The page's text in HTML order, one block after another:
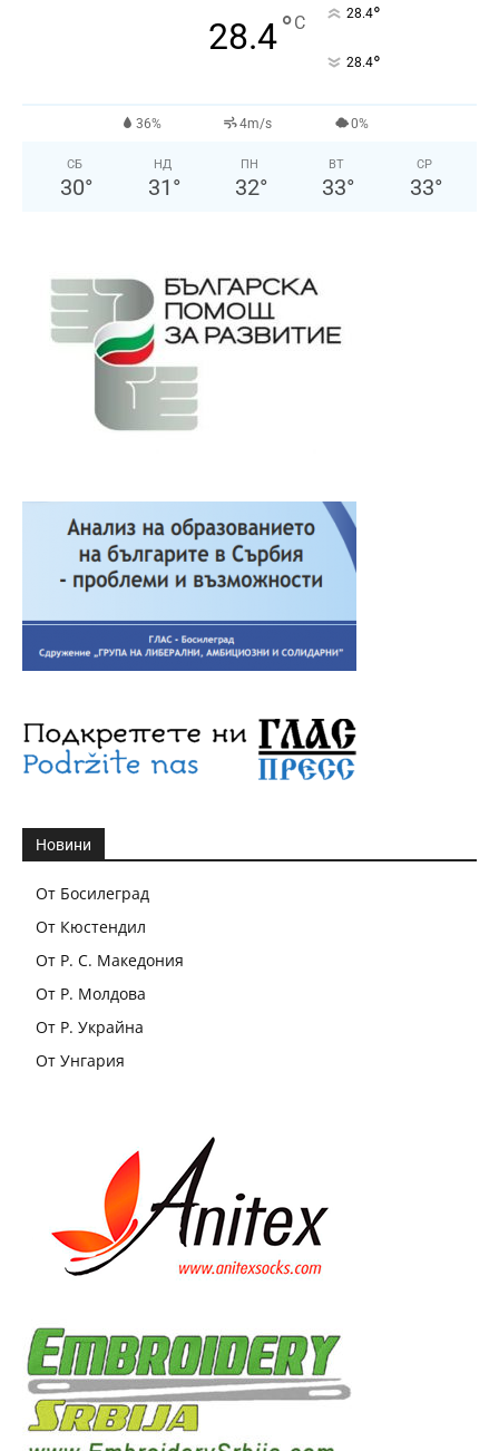
28.4°C 28.4°
28.4°
36% 4m/s 0%
СБ
30°
НД
31 °
ПН
32°
ВТ
33°
СР
33°
Новини
От Босилеград
От Кюстендил
От Р. С. Македония
От Р. Молдова
От Р. Украйна
От Унгария